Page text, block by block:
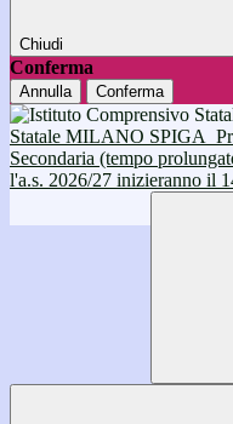
Chiudi
Conferma
Annulla Conferma
Statale MILANO SPIGA
Secondaria (tempo
l'a.s. 2026/27 inizieranno il